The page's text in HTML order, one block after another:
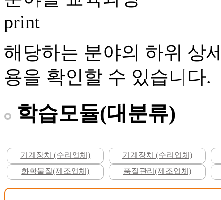
print
해당하는 분야의 하위 상
용을 확인할 수 있습니다.
학습모듈(대분류)
기계장치 (수리업체)
기계장치 (수리업체)
화학물질(제조업체)
품질관리(제조업체)